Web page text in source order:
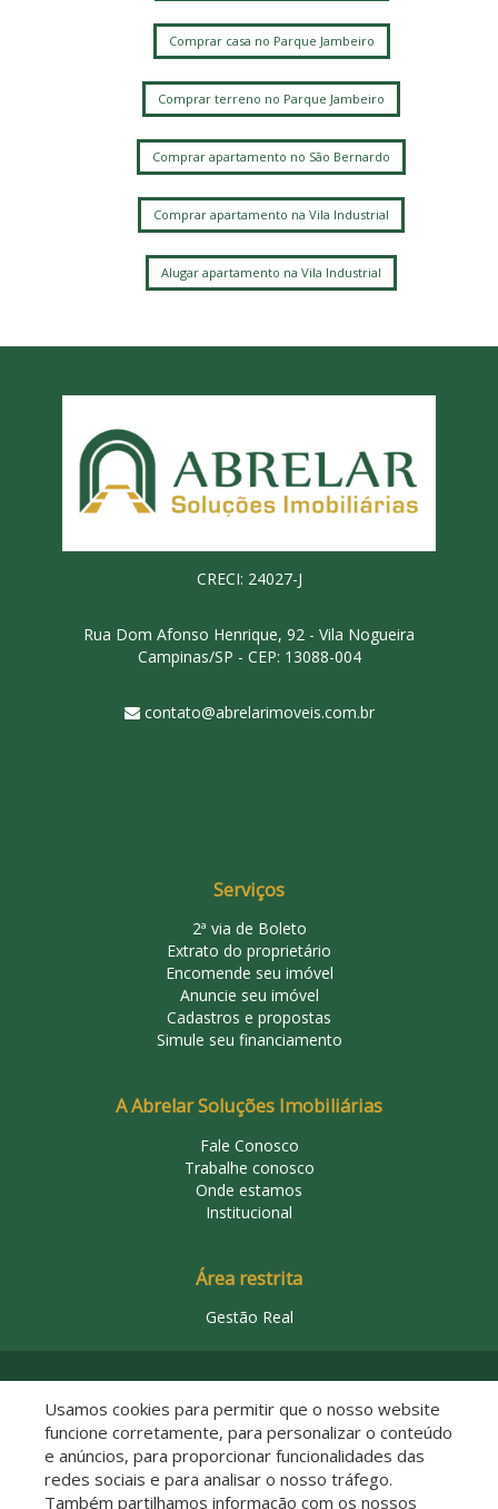
Comprar casa no Parque Jambeiro
Comprar terreno no Parque Jambeiro
Comprar apartamento no São Bernardo
Comprar apartamento na Vila Industrial
Alugar apartamento na Vila Industrial
CRECI: 24027-J
Rua Dom Afonso Henrique, 92 - Vila Nogueira
Campinas/SP - CEP: 13088-004
contato@abrelarimoveis.com.br
Serviços
2ª via de Boleto
Extrato do proprietário
Encomende seu imóvel
Anuncie seu imóvel
Cadastros e propostas
Simule seu financiamento
A Abrelar Soluções Imobiliárias
Fale Conosco
Trabalhe conosco
Onde estamos
Institucional
Área restrita
Gestão Real
Usamos cookies para permitir que o nosso website
funcione corretamente, para personalizar o conteúdo
e anúncios, para proporcionar funcionalidades das
redes sociais e para analisar o nosso tráfego.
Também partilhamos informação com os nossos